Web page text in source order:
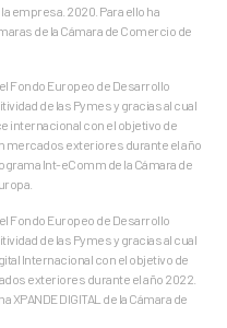
empresa. 2020. Para ello ha
de la Cámara de Comercio de
Fondo Europeo de Desarrollo
de las Pymes y gracias al cual
internacional con el objetivo de
mercados exteriores durante el año
Int-eComm de la Cámara de
Fondo Europeo de Desarrollo
de las Pymes y gracias al cual
Internacional con el objetivo de
exteriores durante el año 2022.
DIGITAL de la Cámara de